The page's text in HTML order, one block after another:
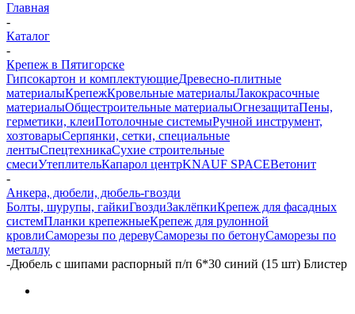
Главная
-
Каталог
-
Крепеж в Пятигорске
Гипсокартон и комплектующиеДревесно-плитные
материалыКрепежКровельные материалыЛакокрасочные
материалыОбщестроительные материалыОгнезащитаПены,
герметики, клеиПотолочные системыРучной инструмент,
хозтоварыСерпянки, сетки, специальные
лентыСпецтехникаСухие строительные
смесиУтеплительКапарол центрKNAUF SPACEВетонит
-
Анкера, дюбели, дюбель-гвозди
Болты, шурупы, гайкиГвоздиЗаклёпкиКрепеж для фасадных
системПланки крепежныеКрепеж для рулонной
кровлиСаморезы по деревуСаморезы по бетонуСаморезы по
металлу
-Дюбель с шипами распорный п/п 6*30 синий (15 шт) Блистер